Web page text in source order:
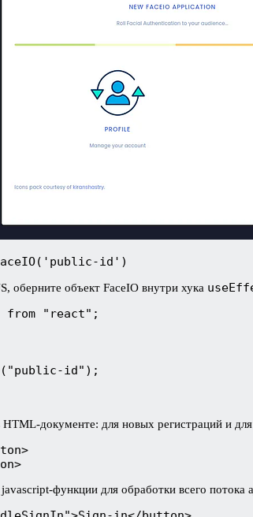
id')
оберните объект FaceIO внутри хука
from "react";
id");
HTML-документе: для новых регистраций и
функции для обработки всего потока